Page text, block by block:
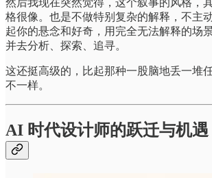
然后我现在突然觉得，这个叙事的风格，
格很像。也是不做特别复杂的解释，不主
起你的悬念和好奇，用完全无法解释的场
并去分析、探索、追寻。
这还挺高级的，比起那种一股脑地丢一堆
不一样。
AI 时代设计师的跃迁与机遇